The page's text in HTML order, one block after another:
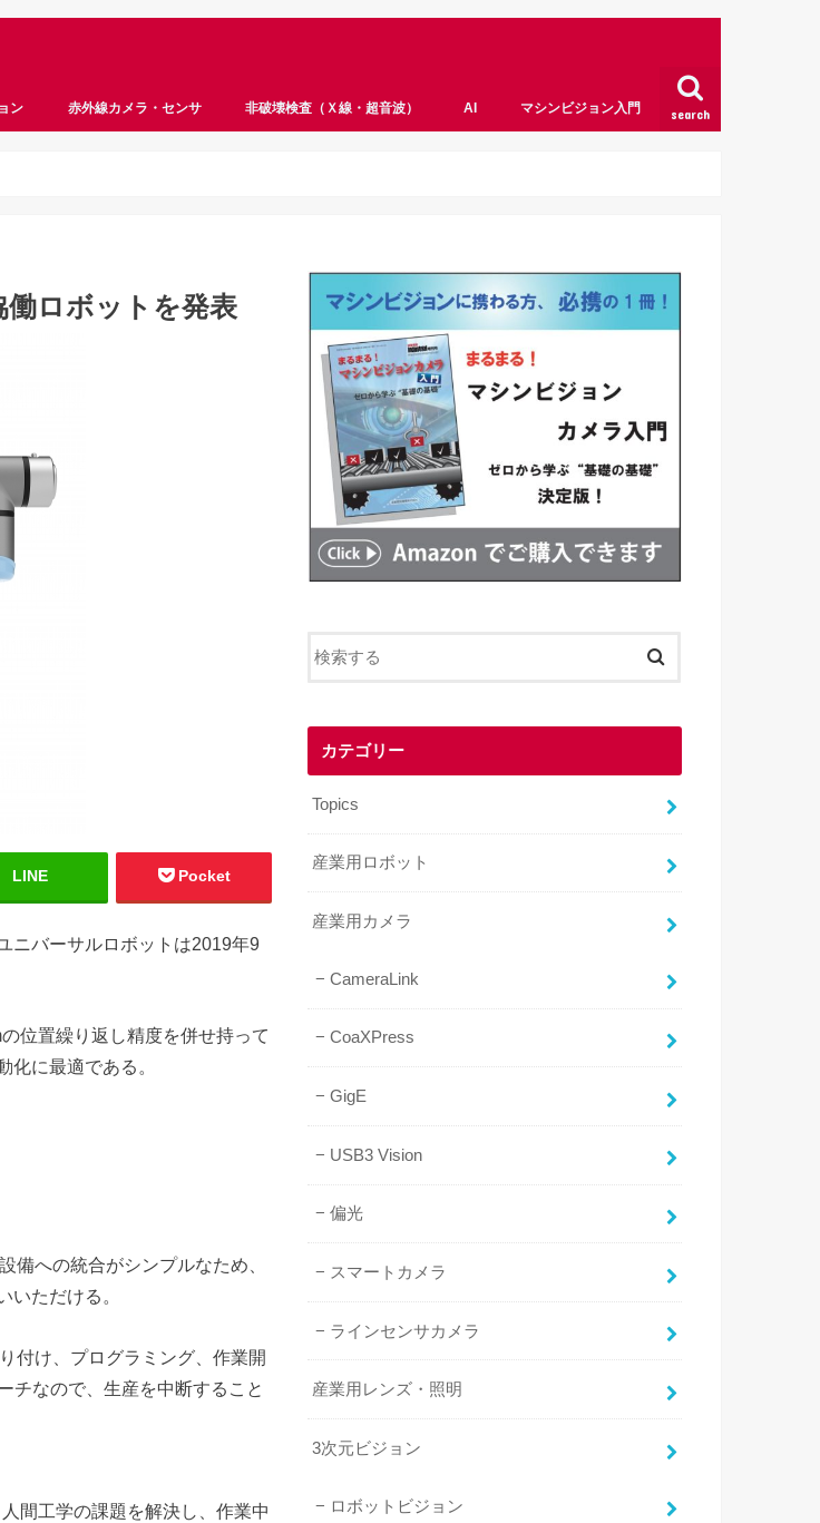
search
ン 赤外線カメラ・センサ 非破壊検査（Ｘ線・超音波） AI マシンビジョン入門
ロボットを発表
LINE Pocket
ニバーサルロボットは2019年9
位置繰り返し精度を併せ持って
に最適である。
備への統合がシンプルなため、
ただける。
付け、プログラミング、作業開
チなので、生産を中断すること
間工学の課題を解決し、作業中
カテゴリー
Topics
産業用ロボット
産業用カメラ
CameraLink
CoaXPress
GigE
USB3 Vision
偏光
スマートカメラ
ラインセンサカメラ
産業用レンズ・照明
3次元ビジョン
ロボットビジョン